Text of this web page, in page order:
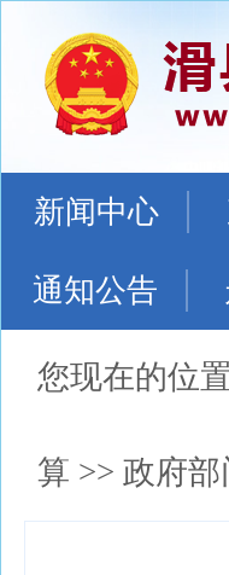
新闻中心
通知公告
您现在的位
算 >> 政府部